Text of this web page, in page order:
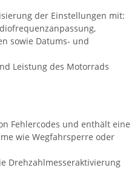
der Einstellungen mit:
sowie Datums- und
Leistung des Motorrads
Fehlercodes und enthält eine
wie Wegfahrsperre oder
Drehzahlmesseraktivierung